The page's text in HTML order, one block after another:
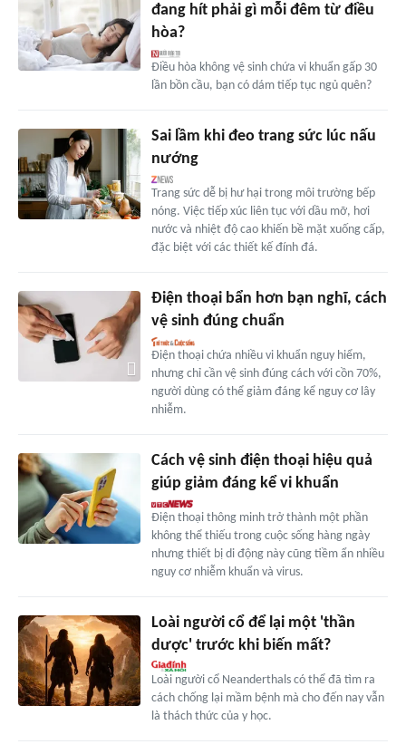
đang hít phải gì mỗi đêm từ điều
hòa?
Điều hòa không vệ sinh chứa vi khuẩn gấp 30
lần bồn cầu, bạn có dám tiếp tục ngủ quên?
Sai lầm khi đeo trang sức lúc nấu
nướng
Trang sức dễ bị hư hại trong môi trường bếp
nóng. Việc tiếp xúc liên tục với dầu mỡ, hơi
nước và nhiệt độ cao khiến bề mặt xuống cấp,
đặc biệt với các thiết kế đính đá.
Điện thoại bẩn hơn bạn nghĩ, cách
vệ sinh đúng chuẩn
Điện thoại chứa nhiều vi khuẩn nguy hiểm,
nhưng chỉ cần vệ sinh đúng cách với cồn 70%,
người dùng có thể giảm đáng kể nguy cơ lây
nhiễm.
Cách vệ sinh điện thoại hiệu quả
giúp giảm đáng kể vi khuẩn
Điện thoại thông minh trở thành một phần
không thể thiếu trong cuộc sống hàng ngày
nhưng thiết bị di động này cũng tiềm ẩn nhiều
nguy cơ nhiễm khuẩn và virus.
Loài người cổ để lại một 'thần
dược' trước khi biến mất?
Loài người cổ Neanderthals có thể đã tìm ra
cách chống lại mầm bệnh mà cho đến nay vẫn
là thách thức của y học.